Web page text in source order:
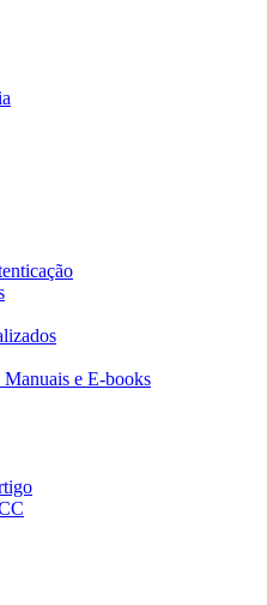
e E-books